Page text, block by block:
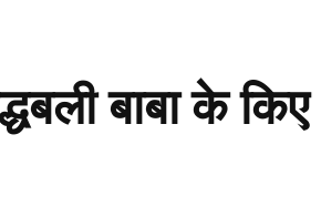
बाबा के किए